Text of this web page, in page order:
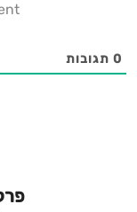
0 תגובות